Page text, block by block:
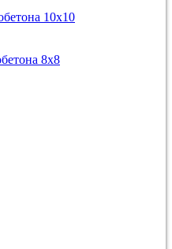
10х10
8х8